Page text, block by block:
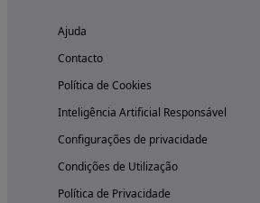
Ajuda
Contacto
Política de Cookies
Inteligência Artificial Responsável
Configurações de privacidade
Condições de Utilização
Política de Privacidade